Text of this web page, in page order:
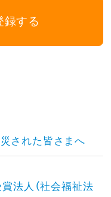
録する
された皆さまへ
法人（社会福祉法